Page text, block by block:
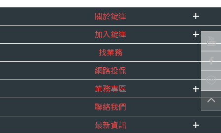
關於錠嵂
企業資訊
重要事跡
得獎紀錄
服務宣言
合作夥伴
加入錠嵂
內勤招聘
精英招募
年度增員計畫
找業務
網路投保
業務專區
E 線資源網
聯絡我們
最新資訊